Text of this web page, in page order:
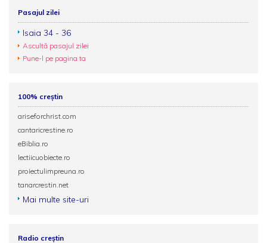
Pasajul zilei
Isaia 34 - 36
Ascultă pasajul zilei
Pune-l pe pagina ta
100% creștin
ariseforchrist.com
cantaricrestine.ro
eBiblia.ro
lectiicuobiecte.ro
proiectulimpreuna.ro
tanarcrestin.net
Mai multe site-uri
Radio creștin